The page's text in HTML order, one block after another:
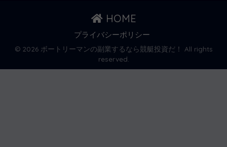
HOME
プライバシーポリシー
© 2026 ボートリーマンの副業するなら競艇投資だ！ All rights
reserved.